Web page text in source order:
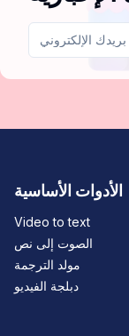
الأدوات الأساسية
Video to text
الصوت إلى نص
مولد الترجمة
دبلجة الفيديو